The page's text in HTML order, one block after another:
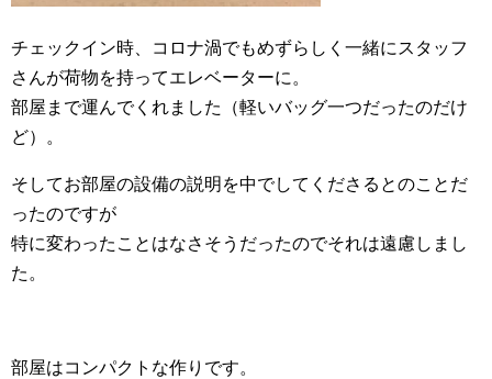
チェックイン時、コロナ渦でもめずらしく一緒にスタッフ
さんが荷物を持ってエレベーターに。
部屋まで運んでくれました（軽いバッグ一つだったのだけ
ど）。
そしてお部屋の設備の説明を中でしてくださるとのことだ
ったのですが
特に変わったことはなさそうだったのでそれは遠慮しまし
た。
部屋はコンパクトな作りです。